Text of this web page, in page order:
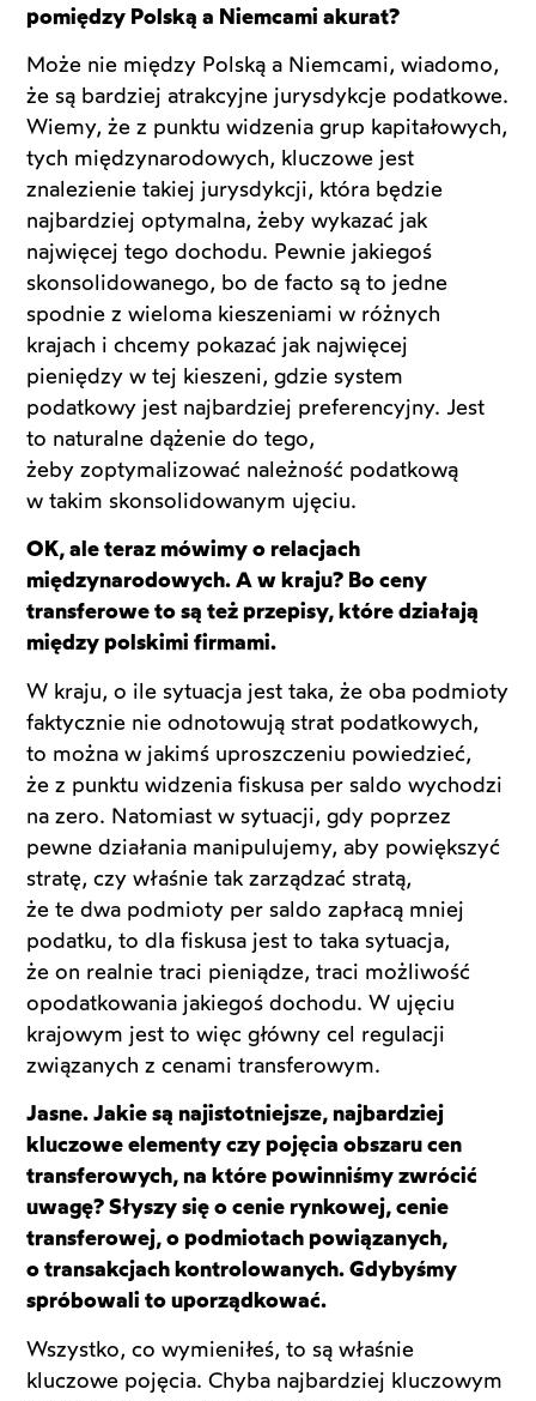
pomiędzy Polską a Niemcami akurat?
Może nie między Polską a Niemcami, wiadomo,
że są bardziej atrakcyjne jurysdykcje podatkowe.
Wiemy, że z punktu widzenia grup kapitałowych,
tych międzynarodowych, kluczowe jest
znalezienie takiej jurysdykcji, która będzie
najbardziej optymalna, żeby wykazać jak
najwięcej tego dochodu. Pewnie jakiegoś
skonsolidowanego, bo de facto są to jedne
spodnie z wieloma kieszeniami w różnych
krajach i chcemy pokazać jak najwięcej
pieniędzy w tej kieszeni, gdzie system
podatkowy jest najbardziej preferencyjny. Jest
to naturalne dążenie do tego,
żeby zoptymalizować należność podatkową
w takim skonsolidowanym ujęciu.
OK, ale teraz mówimy o relacjach
międzynarodowych. A w kraju? Bo ceny
transferowe to są też przepisy, które działają
między polskimi firmami.
W kraju, o ile sytuacja jest taka, że oba podmioty
faktycznie nie odnotowują strat podatkowych,
to można w jakimś uproszczeniu powiedzieć,
że z punktu widzenia fiskusa per saldo wychodzi
na zero. Natomiast w sytuacji, gdy poprzez
pewne działania manipulujemy, aby powiększyć
stratę, czy właśnie tak zarządzać stratą,
że te dwa podmioty per saldo zapłacą mniej
podatku, to dla fiskusa jest to taka sytuacja,
że on realnie traci pieniądze, traci możliwość
opodatkowania jakiegoś dochodu. W ujęciu
krajowym jest to więc główny cel regulacji
związanych z cenami transferowym.
Jasne. Jakie są najistotniejsze, najbardziej
kluczowe elementy czy pojęcia obszaru cen
transferowych, na które powinniśmy zwrócić
uwagę? Słyszy się o cenie rynkowej, cenie
transferowej, o podmiotach powiązanych,
o transakcjach kontrolowanych. Gdybyśmy
spróbowali to uporządkować.
Wszystko, co wymieniłeś, to są właśnie
kluczowe pojęcia. Chyba najbardziej kluczowym